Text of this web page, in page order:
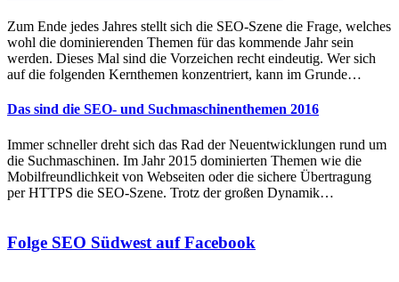
Zum Ende jedes Jahres stellt sich die SEO-Szene die Frage, welches
wohl die dominierenden Themen für das kommende Jahr sein
werden. Dieses Mal sind die Vorzeichen recht eindeutig. Wer sich
auf die folgenden Kernthemen konzentriert, kann im Grunde…
Das sind die SEO- und Suchmaschinenthemen 2016
Immer schneller dreht sich das Rad der Neuentwicklungen rund um
die Suchmaschinen. Im Jahr 2015 dominierten Themen wie die
Mobilfreundlichkeit von Webseiten oder die sichere Übertragung
per HTTPS die SEO-Szene. Trotz der großen Dynamik…
Folge SEO Südwest auf Facebook